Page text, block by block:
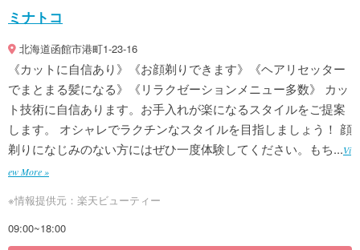
ミナトコ
北海道函館市港町1-23-16
《カットに自信あり》《お顔剃りできます》《ヘアリセッター
でまとまる髪になる》《リラクゼーションメニュー多数》 カッ
ト技術に自信あります。お手入れが楽になるスタイルをご提案
します。 オシャレでラクチンなスタイルを目指しましょう！ 顔
剃りになじみのない方にはぜひ一度体験してください。もち...Vi
ew More »
※情報提供元：楽天ビューティー
09:00~18:00